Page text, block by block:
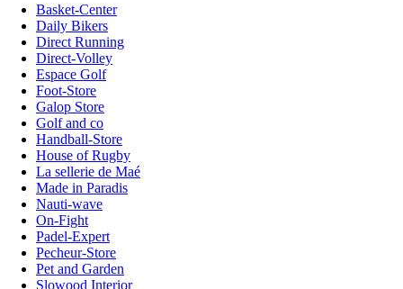
Basket-Center
Daily Bikers
Direct Running
Direct-Volley
Espace Golf
Foot-Store
Galop Store
Golf and co
Handball-Store
House of Rugby
La sellerie de Maé
Made in Paradis
Nauti-wave
On-Fight
Padel-Expert
Pecheur-Store
Pet and Garden
Slowood Interior